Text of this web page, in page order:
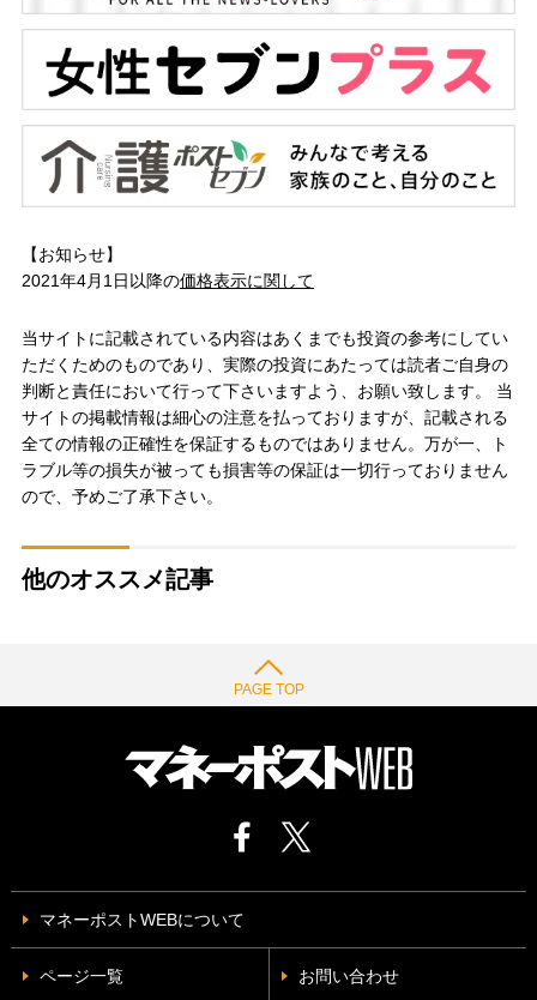
【お知らせ】
2021年4月1日以降の価格表示に関して
当サイトに記載されている内容はあくまでも投資の参考にしてい
ただくためのものであり、実際の投資にあたっては読者ご自身の
判断と責任において行って下さいますよう、お願い致します。 当
サイトの掲載情報は細心の注意を払っておりますが、記載される
全ての情報の正確性を保証するものではありません。万が一、ト
ラブル等の損失が被っても損害等の保証は一切行っておりません
ので、予めご了承下さい。
他のオススメ記事
PAGE TOP
マネーポストWEBについて
ページ一覧 お問い合わせ